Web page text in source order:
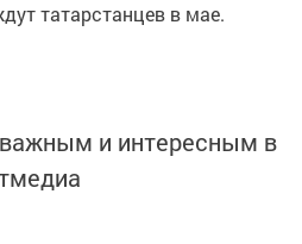
татарстанцев в мае.
и интересным в